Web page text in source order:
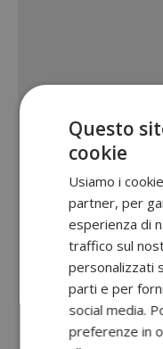
Questo
cookie
Usiamo i
partner, per
esperienza di
traffico sul
personalizzati
parti e per
social media.
preferenze in